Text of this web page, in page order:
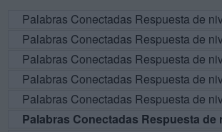
Palabras Conectadas Respuesta de
Palabras Conectadas Respuesta de
Palabras Conectadas Respuesta de
Palabras Conectadas Respuesta de
Palabras Conectadas Respuesta de
Palabras Conectadas Respuesta de